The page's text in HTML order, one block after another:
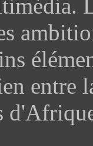
entre